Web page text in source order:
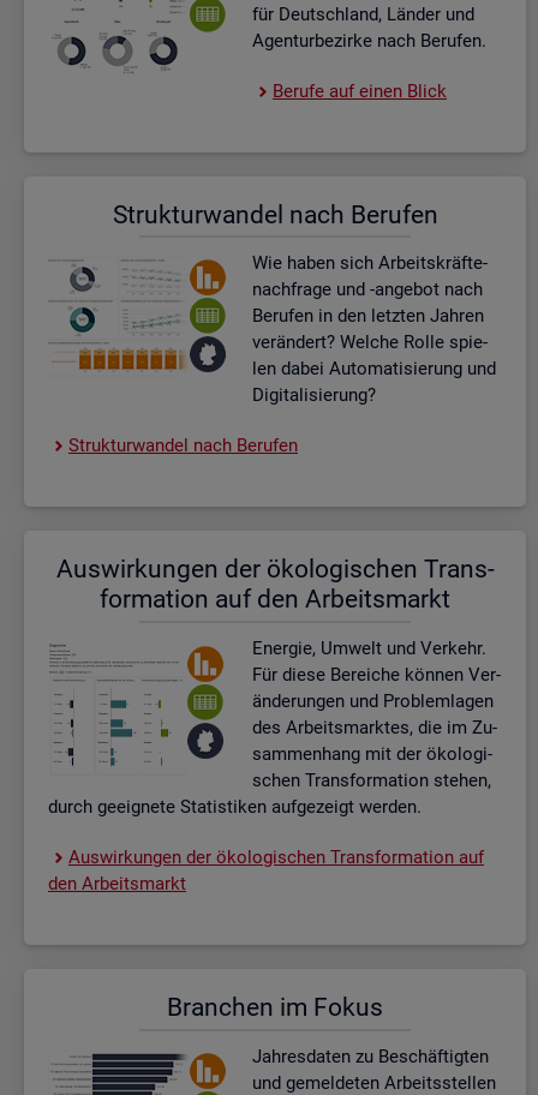
für Deutsch­land, Län­der und
Agen­tur­be­zir­ke nach Be­ru­fen.
Be­ru­fe auf einen Blick
Struk­tur­wan­del nach Be­ru­fen
Wie haben sich Ar­beits­kräf­te­
nach­fra­ge und -an­ge­bot nach
Be­ru­fen in den letz­ten Jah­ren
ver­än­dert? Wel­che Rolle spie­
len dabei Au­to­ma­ti­sie­rung und
Di­gi­ta­li­sie­rung?
Struk­tur­wan­del nach Be­ru­fen
Aus­wir­kun­gen der öko­lo­gi­schen Trans­
for­ma­ti­on auf den Ar­beits­markt
En­er­gie, Um­welt und Ver­kehr.
Für diese Be­rei­che kön­nen Ver­
än­de­run­gen und Pro­blem­la­gen
des Ar­beits­mark­tes, die im Zu­
sam­men­hang mit der öko­lo­gi­
schen Trans­for­ma­ti­on ste­hen,
durch ge­eig­ne­te Sta­tis­ti­ken auf­ge­zeigt wer­den.
Aus­wir­kun­gen der öko­lo­gi­schen Trans­for­ma­ti­on auf
den Ar­beits­markt
Bran­chen im Fokus
Jah­res­da­ten zu Be­schäf­tig­ten
und ge­mel­de­ten Ar­beits­stel­len